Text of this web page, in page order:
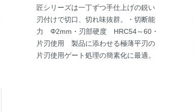
匠シリーズは一丁ずつ手仕上げの鋭い
刃付けで切口、切れ味抜群。・切断能
力 Φ2mm・刃部硬度 HRC54～60・
片刃使用 製品に添わせる極薄平刃の
片刃使用ゲート処理の簡素化に最適。